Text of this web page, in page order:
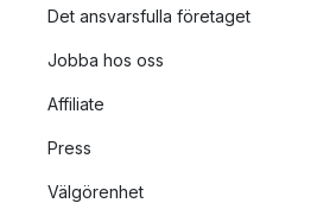
Det ansvarsfulla företaget
Jobba hos oss
Affiliate
Press
Välgörenhet